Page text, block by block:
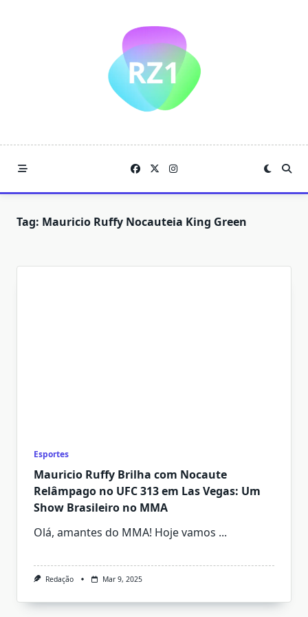
Tag: Mauricio Ruffy Nocauteia King Green
Esportes
Mauricio Ruffy Brilha com Nocaute
Relâmpago no UFC 313 em Las Vegas: Um
Show Brasileiro no MMA
Olá, amantes do MMA! Hoje vamos ...
Redação Mar 9, 2025